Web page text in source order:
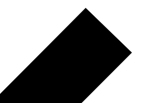
t/m 30 augustusben ik op vakantie.
door — elk cadeau wordt met zorg
31 augustus
verzenden we zoals altijd op
dezelfde dag.